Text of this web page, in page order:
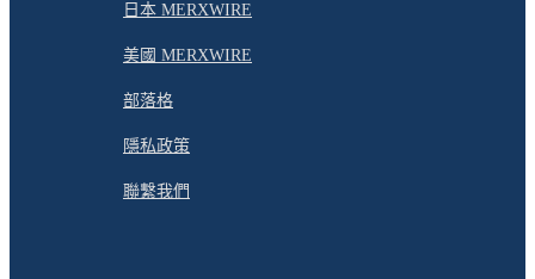
日本 MERXWIRE
美國 MERXWIRE
部落格
隱私政策
聯繫我們